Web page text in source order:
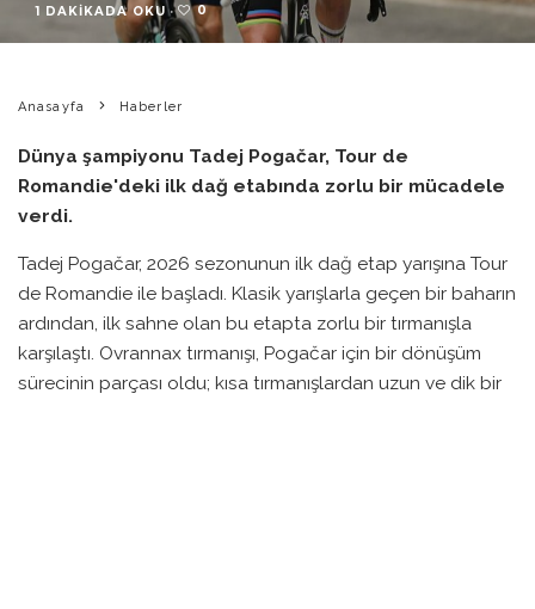
1 DAKIKADA OKU · 0
Anasayfa Haberler
Dünya şampiyonu Tadej Pogačar, Tour de
Romandie'deki ilk dağ etabında zorlu bir mücadele
verdi.
Tadej Pogačar, 2026 sezonunun ilk dağ etap yarışına Tour
de Romandie ile başladı. Klasik yarışlarla geçen bir baharın
ardından, ilk sahne olan bu etapta zorlu bir tırmanışla
karşılaştı. Ovrannax tırmanışı, Pogačar için bir dönüşüm
sürecinin parçası oldu; kısa tırmanışlardan uzun ve dik bir